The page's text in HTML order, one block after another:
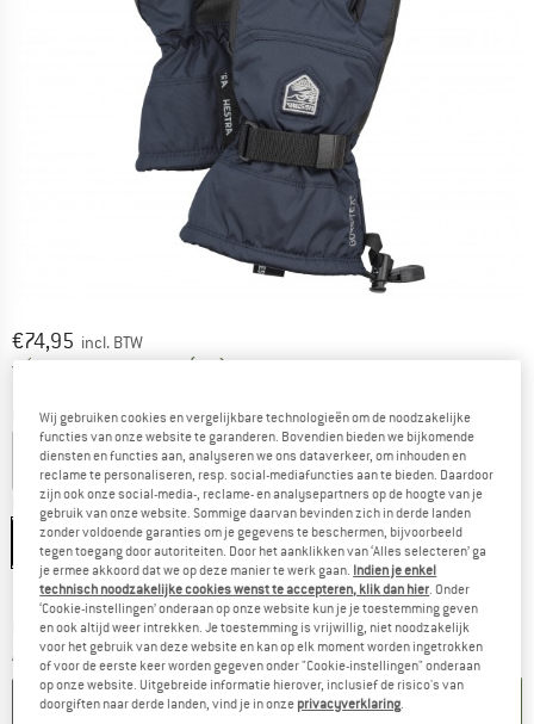
Prijs:
€74,95 incl. BTW
(NL)
Kleur:Dark Navy
Maat: EU3
EU3 EU4 EU5 EU6 EU7
Maattabel
Levertijd: 3-5 werkdagenDe link wordt geopend in een infovak en bevat
Aantal:
IN DE WINKELMAND
Wij gebruiken cookies en vergelijkbare technologieën om de noodzakelijke
functies van onze website te garanderen. Bovendien bieden we bijkomende
diensten en functies aan, analyseren we ons dataverkeer, om inhouden en
reclame te personaliseren, resp. social-mediafuncties aan te bieden. Daardoor
zijn ook onze social-media-, reclame- en analysepartners op de hoogte van je
gebruik van onze website. Sommige daarvan bevinden zich in derde landen
zonder voldoende garanties om je gegevens te beschermen, bijvoorbeeld
tegen toegang door autoriteiten. Door het aanklikken van ‘Alles selecteren’ ga
je ermee akkoord dat we op deze manier te werk gaan. Indien je enkel
technisch noodzakelijke cookies wenst te accepteren, klik dan hier. Onder
‘Cookie-instellingen’ onderaan op onze website kun je je toestemming geven
en ook altijd weer intrekken. Je toestemming is vrijwillig, niet noodzakelijk
voor het gebruik van deze website en kan op elk moment worden ingetrokken
of voor de eerste keer worden gegeven onder "Cookie-instellingen" onderaan
op onze website. Uitgebreide informatie hierover, inclusief de risico's van
doorgiften naar derde landen, vind je in onze privacyverklaring.